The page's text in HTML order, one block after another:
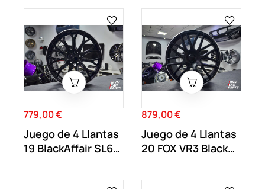
Precio
779,00 €
Juego de 4 Llantas
19 BlackAffair SL63
Precio
879,00 €
Juego de 4 Llantas
20 FOX VR3 Black